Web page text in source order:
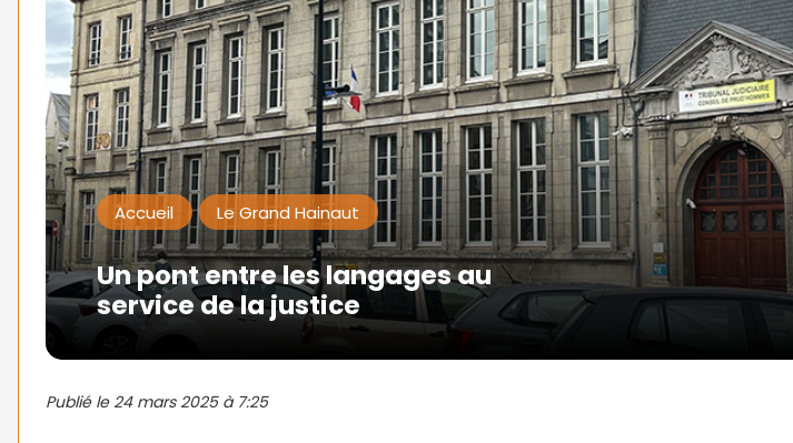
Accueil Le Grand Hainaut
Un pont entre les langages au
service de la justice
Publié le24 mars 2025 à 7:25